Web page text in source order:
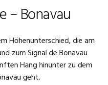
– Bonavau
Höhenunterschied, die am
zum Signal de Bonavau
Hang hinunter zu dem
geht.